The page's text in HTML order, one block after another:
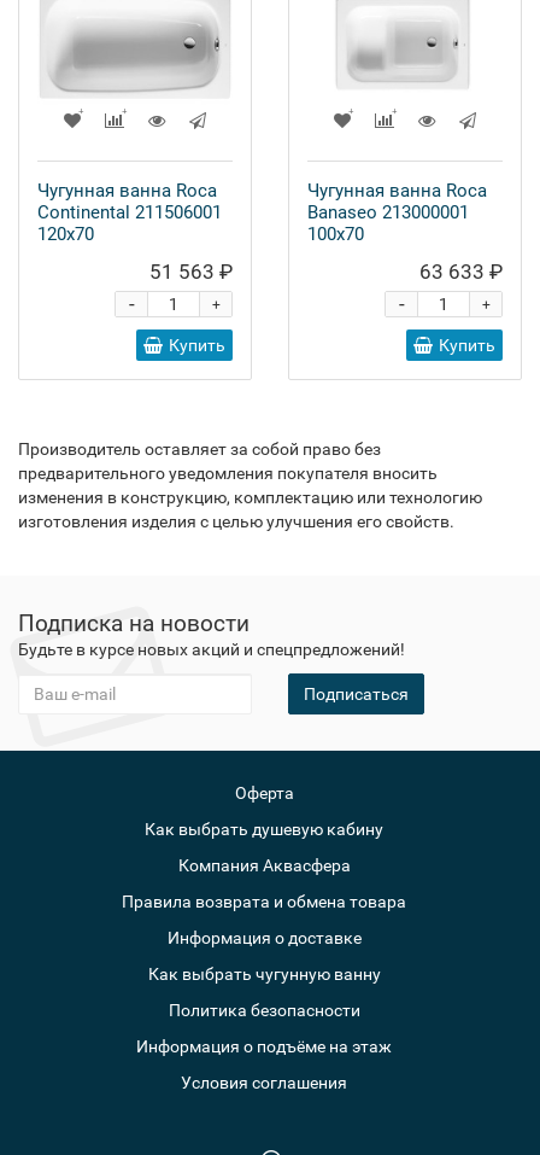
Чугунная ванна Roca
Continental 211506001
120x70
51 563 ₽
+
-
Купить
Чугунная ванна Roca
Banaseo 213000001
100x70
63 633 ₽
+
-
Купить
Производитель оставляет за собой право без
предварительного уведомления покупателя вносить
изменения в конструкцию, комплектацию или технологию
изготовления изделия с целью улучшения его свойств.
Подписка на новости
Будьте в курсе новых акций и спецпредложений!
Подписаться
Оферта
Как выбрать душевую кабину
Компания Аквасфера
Правила возврата и обмена товара
Информация о доставке
Как выбрать чугунную ванну
Политика безопасности
Информация о подъёме на этаж
Условия соглашения